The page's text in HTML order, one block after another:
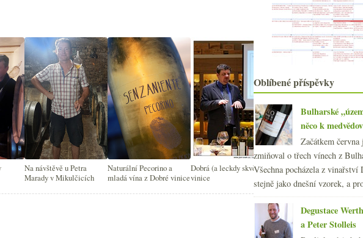
Na návštěvě u Petra
Marady v Mikulčicích
Naturální Pecorino a
mladá vína z Dobré vinice
Dobrá (a leckdy skvělá)
vinice
Milerka z Dobré vinice a
fajn Cahors
Rekapitulace ročníku
Jižním svahu
Xarel·lo z amfor a
Oranžáda, saké a
Degustace anglických
Dvakrát staré keře
Dvakrát zajímavý
Propad spotřeby vína –
Předpověď pro 2018,
daně, videa
Saumur Champigny &
Silvestr s (nejen)
Entrée
Energická Garnacha a
Champagne
2017 (240)
►2016(250)
Oblíbené příspěvky
Bulharské
něco k
Začátkem června
zmiňoval o třech vínech z
Všechna pocházela z vinařství
stejně jako dnešní vzorek, a
Degustace
a Peter Stolleis